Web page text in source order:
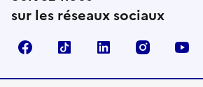
sur les réseaux sociaux
FacebookTikTok LinkedIn Instagram